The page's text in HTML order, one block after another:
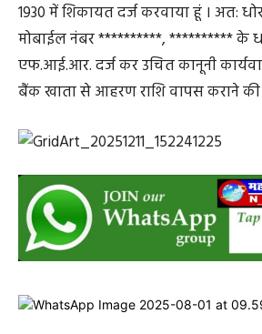
1930 में शिकायत दर्ज करवाया हूं । अत:
मोबाईल नंबर **********, ********** के
एफ.आई.आर. दर्ज कर उचित कानूनी
बैंक खाता से आहरण राशि वापस कराने